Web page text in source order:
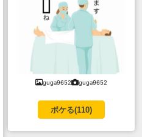
guga9652 guga9652
ボケる(110)